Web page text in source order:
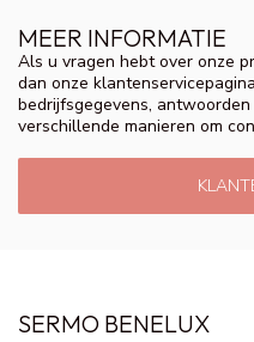
MEER INFORMATIE
Als u vragen hebt over onze
dan onze
bedrijfsgegevens,
verschillende manieren om
SERMO BENELUX